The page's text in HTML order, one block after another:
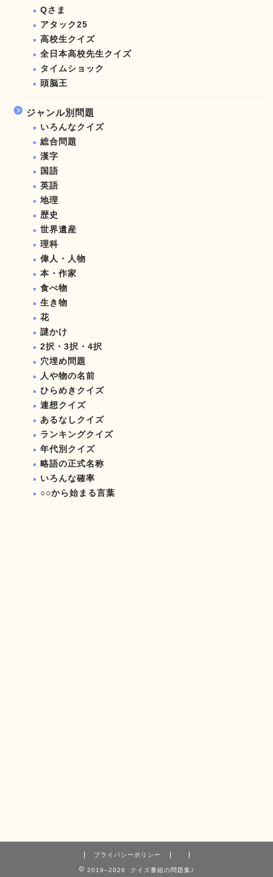
Qさま
アタック25
高校生クイズ
全日本高校先生クイズ
タイムショック
頭脳王
ジャンル別問題
いろんなクイズ
総合問題
漢字
国語
英語
地理
歴史
世界遺産
理科
偉人・人物
本・作家
食べ物
生き物
花
謎かけ
2択・3択・4択
穴埋め問題
人や物の名前
ひらめきクイズ
連想クイズ
あるなしクイズ
ランキングクイズ
年代別クイズ
略語の正式名称
いろんな確率
○○から始まる言葉
プライバシーポリシー
2019–2026 クイズ番組の問題集♪